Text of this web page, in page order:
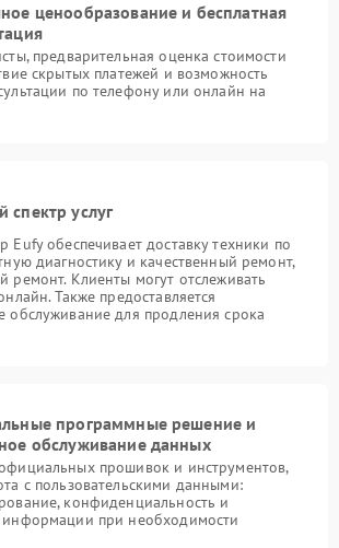
ценообразование и бесплатная
предварительная оценка стоимости
скрытых платежей и возможность
по телефону или онлайн на
спектр услуг
Eufy обеспечивает доставку техники по
диагностику и качественный ремонт,
ремонт. Клиенты могут отслеживать
Также предоставляется
обслуживание для продления срока
программные решение и
обслуживание данных
прошивок и инструментов,
с пользовательскими данными:
конфиденциальность и
информации при необходимости